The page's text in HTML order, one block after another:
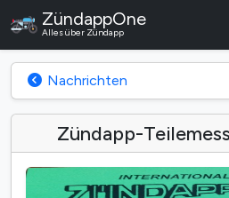
ZündappOne
Alles über Zündapp
Nachrichten
Zündapp-